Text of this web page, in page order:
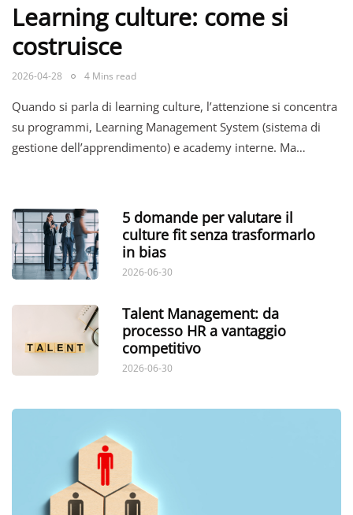
Learning culture: come si
costruisce
2026-04-28 4 Mins read
Quando si parla di learning culture, l’attenzione si concentra
su programmi, Learning Management System (sistema di
gestione dell’apprendimento) e academy interne. Ma…
5 domande per valutare il
culture fit senza trasformarlo
in bias
2026-06-30
Talent Management: da
processo HR a vantaggio
competitivo
2026-06-30